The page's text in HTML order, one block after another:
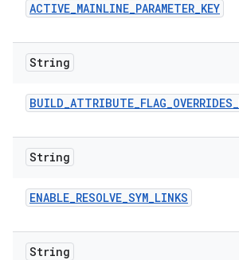
ACTIVE_MAINLINE_PARAMETER_KEY
String
BUILD_ATTRIBUTE_FLAG_OVERRIDES_
String
ENABLE_RESOLVE_SYM_LINKS
String